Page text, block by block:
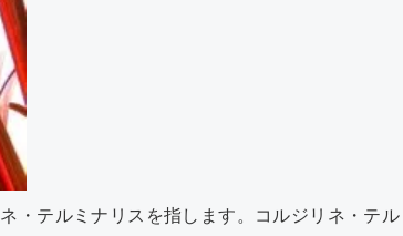
・テルミナリスを指します。コルジリネ・テル